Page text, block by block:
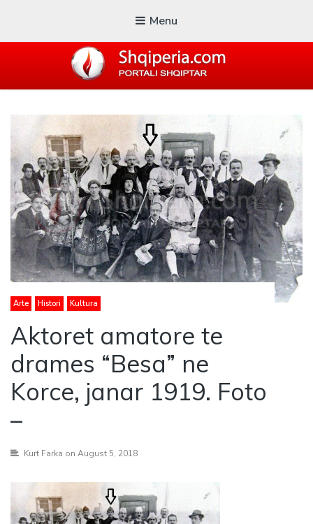
Menu
Blogu i ShqiperiaCom
Arte Histori Kultura
Aktoret amatore te
drames “Besa” ne
Korce, janar 1919. Foto
–
Kurt Farka on August 5, 2018